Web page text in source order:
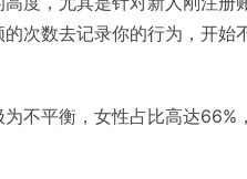
次数去记录你的行为，开始
不平衡，女性占比高达66%